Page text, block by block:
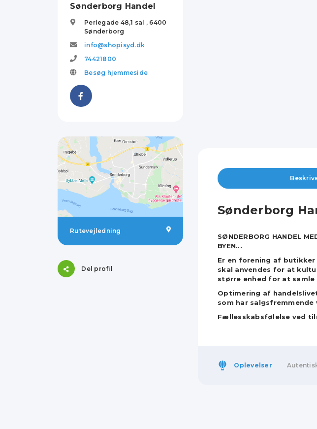
Sønderborg Handel
Perlegade 48,1 sal , 6400
Sønderborg
info@shopisyd.dk
74421800
Besøg hjemmeside
Rutevejledning
Del profil
Sønderborg
SØNDERBORG HANDEL
BYEN...
Er en forening af
skal anvendes for at
større enhed for at
Optimering af
som har salgsfremmende
Fællesskabsfølelse ved
Oplevelser